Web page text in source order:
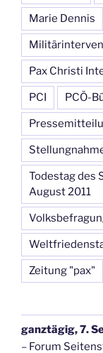
Marie Dennis
Pax Christi
PCI PCÖ-
Todestag des
August 2011
Zeitung "pax"
ganztägig,7.
– Forum